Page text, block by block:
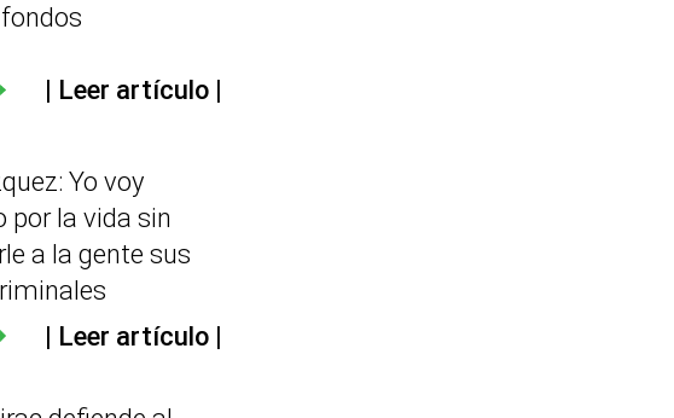
Leer artículo
Yo voy
por la vida sin
a la gente sus
Leer artículo